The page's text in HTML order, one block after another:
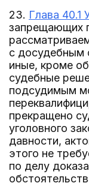
23. Глава
запрещающих
с досудебным
иные, кроме
судебные
подсудимым
прекращено
уголовного
давности,
этого не
по делу